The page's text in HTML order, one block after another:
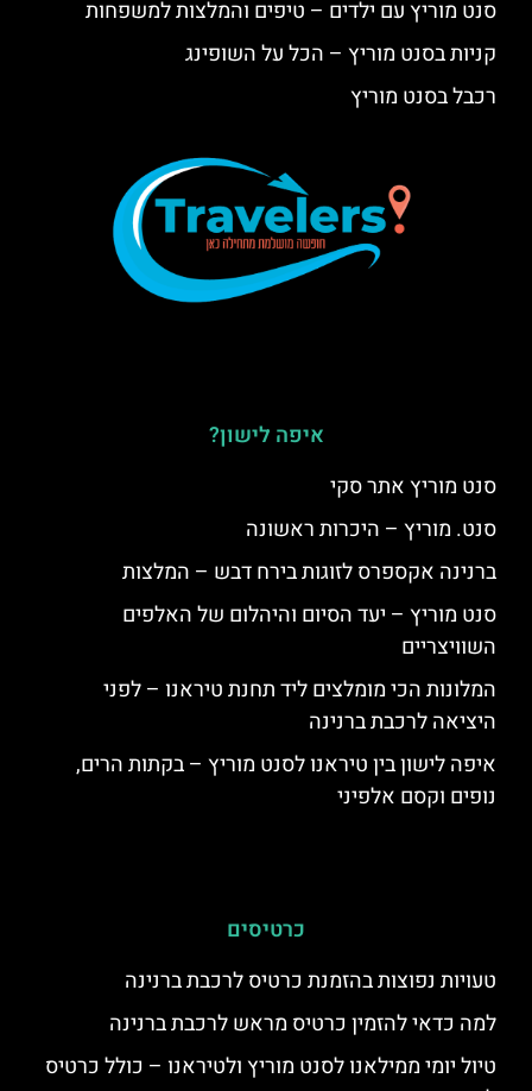
סנט מוריץ עם ילדים – טיפים והמלצות למשפחות
קניות בסנט מוריץ – הכל על השופינג
רכבל בסנט מוריץ
איפה לישון?
סנט מוריץ אתר סקי
סנט. מוריץ – היכרות ראשונה
ברנינה אקספרס לזוגות בירח דבש – המלצות
סנט מוריץ – יעד הסיום והיהלום של האלפים
השוויצריים
המלונות הכי מומלצים ליד תחנת טיראנו – לפני
היציאה לרכבת ברנינה
איפה לישון בין טיראנו לסנט מוריץ – בקתות הרים,
נופים וקסם אלפיני
כרטיסים
טעויות נפוצות בהזמנת כרטיס לרכבת ברנינה
למה כדאי להזמין כרטיס מראש לרכבת ברנינה
טיול יומי ממילאנו לסנט מוריץ ולטיראנו – כולל כרטיס